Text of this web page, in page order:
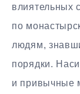
влиятельных
по
людям,
порядки.
и привычные